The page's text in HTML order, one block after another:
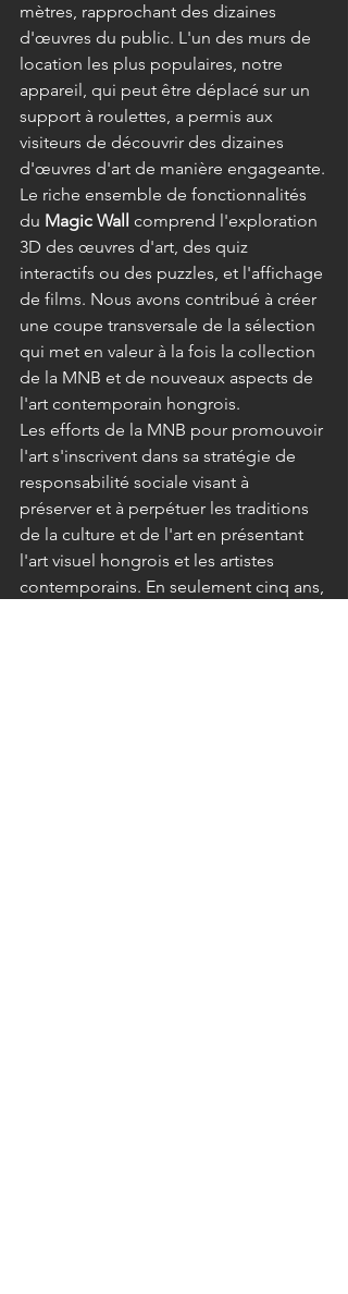
mètres, rapprochant des dizaines
d'œuvres du public. L'un des murs de
location les plus populaires, notre
appareil, qui peut être déplacé sur un
support à roulettes, a permis aux
visiteurs de découvrir des dizaines
d'œuvres d'art de manière engageante.
Le riche ensemble de fonctionnalités
du Magic Wall
comprend l'exploration
3D des œuvres d'art, des quiz
interactifs ou des puzzles, et l'affichage
de films. Nous avons contribué à créer
une coupe transversale de la sélection
qui met en valeur à la fois la collection
de la MNB et de nouveaux aspects de
l'art contemporain hongrois.
Les efforts de la MNB pour promouvoir
l'art s'inscrivent dans sa stratégie de
responsabilité sociale visant à
préserver et à perpétuer les traditions
de la culture et de l'art en présentant
l'art visuel hongrois et les artistes
contemporains. En seulement cinq ans,